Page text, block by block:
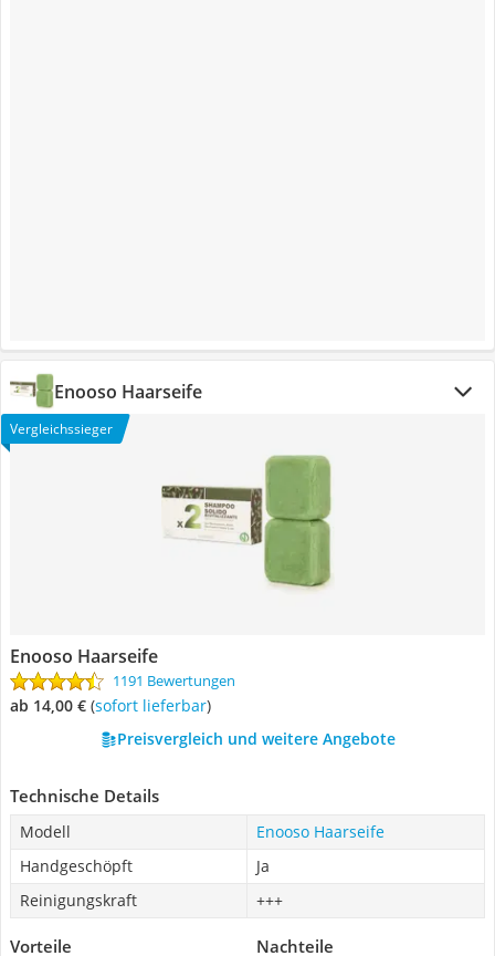
Enooso Haarseife
Vergleichssieger
Enooso Haarseife
1191 Bewertungen
ab 14,00 € ( Sofort lieferbar)
Preisvergleich und weitere Angebote
Technische Details
Modell
Enooso Haarseife
Handgeschöpft
Ja
Reinigungskraft
+++
Vorteile Nachteile